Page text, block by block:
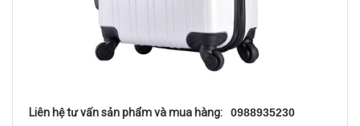
Liên hệ tư vấn sản phẩm và mua hàng: 0988935230